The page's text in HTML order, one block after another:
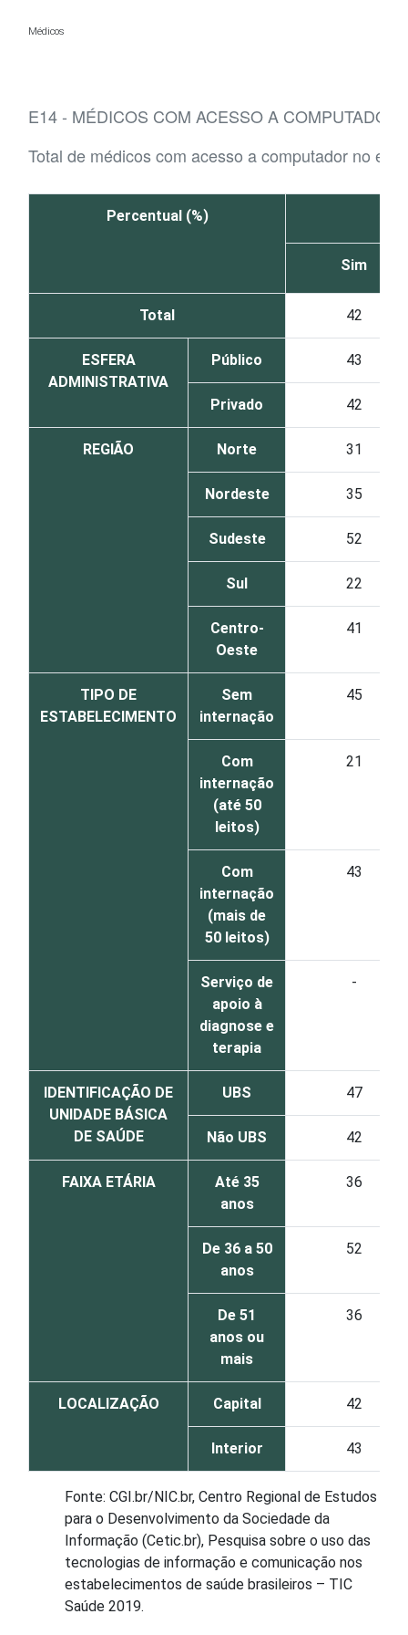
Médicos
E14 - MÉDICOS COM ACESSO A
Total de médicos com acesso a computador no
Percentual (%)
Sim
Total 42
ESFERA
ADMINISTRATIVA
Público 43
Privado 42
REGIÃO Norte 31
Nordeste 35
Sudeste 52
Sul 22
Centro-
Oeste
41
TIPO DE
ESTABELECIMENTO
Sem
internação
45
Com
internação
(até 50
leitos)
21
Com
internação
(mais de
50 leitos)
43
Serviço de
apoio à
diagnose e
terapia
-
IDENTIFICAÇÃO DE
UNIDADE BÁSICA
DE SAÚDE
UBS 47
Não UBS 42
FAIXA ETÁRIA
Até 35
anos
36
De 36 a 50
anos
52
De 51
anos ou
mais
36
LOCALIZAÇÃO Capital 42
Interior 43
Fonte: CGI.br/NIC.br, Centro Regional de Estudos
para o Desenvolvimento da Sociedade da
Informação (Cetic.br), Pesquisa sobre o uso das
tecnologias de informação e comunicação nos
estabelecimentos de saúde brasileiros – TIC
Saúde 2019.